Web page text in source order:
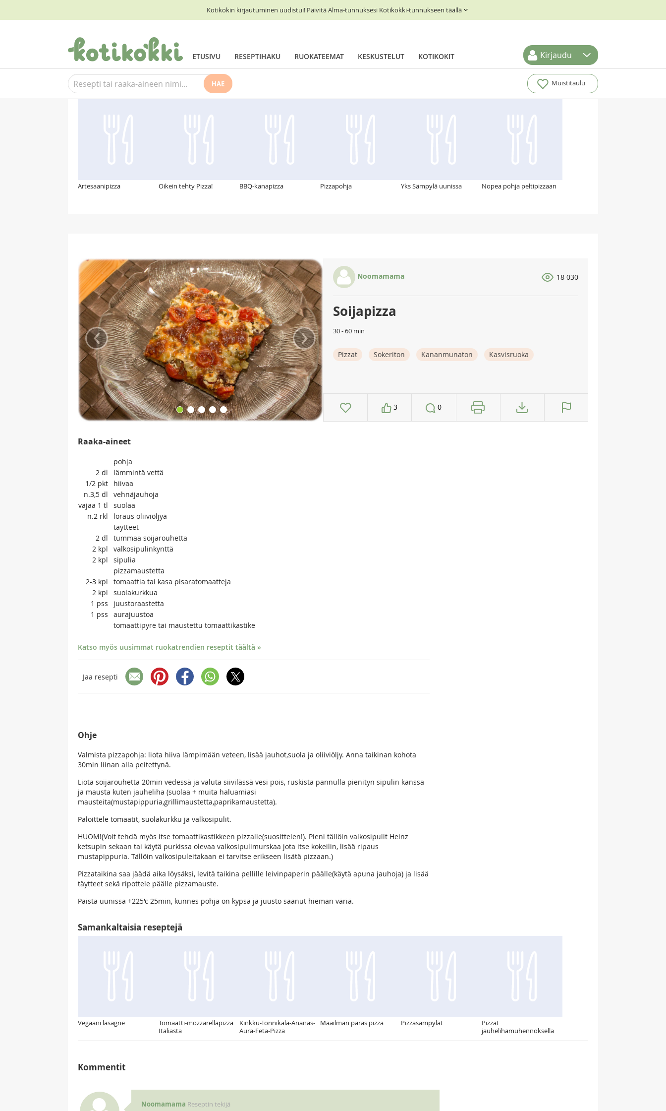
Kotikokin kirjautuminen uudistui! Päivitä Alma-tunnuksesi Kotikokki-tunnukseen täällä
ETUSIVU RESEPTIHAKU RUOKATEEMAT KESKUSTELUT KOTIKOKIT Kirjaudu
HAE Muistitaulu
Suosittelemme myös
Artesaanipizza Oikein tehty Pizza! BBQ-kanapizza Pizzapohja Yks Sämpylä uunissa Nopea pohja peltipizzaan
‹ ›
Noomamama 18 030
Soijapizza
30 - 60 min
Pizzat Sokeriton Kananmunaton Kasvisruoka
3 0
Raaka-aineet
pohja
2 dl
lämmintä vettä
1/2 pkt
hiivaa
n.3,5 dl
vehnäjauhoja
vajaa 1 tl
suolaa
n.2 rkl
loraus oliiviöljyä
täytteet
2 dl
tummaa soijarouhetta
2 kpl
valkosipulinkynttä
2 kpl
sipulia
pizzamaustetta
2-3 kpl
tomaattia tai kasa pisaratomaatteja
2 kpl
suolakurkkua
1 pss
juustoraastetta
1 pss
aurajuustoa
tomaattipyre tai maustettu tomaattikastike
Katso myös uusimmat ruokatrendien reseptit täältä »
Jaa resepti
Ohje
Valmista pizzapohja: liota hiiva lämpimään veteen, lisää jauhot,suola ja oliiviöljy. Anna taikinan kohota
30min liinan alla peitettynä.
Liota soijarouhetta 20min vedessä ja valuta siivilässä vesi pois, ruskista pannulla pienityn sipulin kanssa
ja mausta kuten jauheliha (suolaa + muita haluamiasi
mausteita(mustapippuria,grillimaustetta,paprikamaustetta).
Paloittele tomaatit, suolakurkku ja valkosipulit.
HUOM!(Voit tehdä myös itse tomaattikastikkeen pizzalle(suosittelen!). Pieni tällöin valkosipulit Heinz
ketsupin sekaan tai käytä purkissa olevaa valkosipulimurskaa jota itse kokeilin, lisää ripaus
mustapippuria. Tällöin valkosipuleitakaan ei tarvitse erikseen lisätä pizzaan.)
Pizzataikina saa jäädä aika löysäksi, levitä taikina pellille leivinpaperin päälle(käytä apuna jauhoja) ja lisää
täytteet sekä ripottele päälle pizzamauste.
Paista uunissa +225'c 25min, kunnes pohja on kypsä ja juusto saanut hieman väriä.
Samankaltaisia reseptejä
Vegaani lasagne
Tomaatti-mozzarellapizza
Italiasta
Kinkku-Tonnikala-Ananas-
Aura-Feta-Pizza
Maailman paras pizza Pizzasämpylät
Pizzat
jauhelihamuhennoksella
Kommentit
Noomamama Reseptin tekijä